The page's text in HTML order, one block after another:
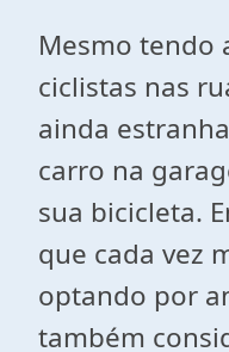
Mesmo tendo
ciclistas nas
ainda
carro na
sua bicicleta.
que cada vez
optando por
também